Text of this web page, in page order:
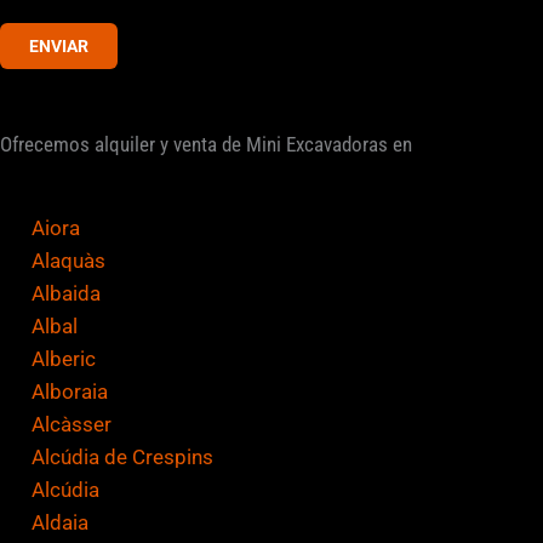
v
f
ENVIAR
Ofrecemos alquiler y venta de Mini Excavadoras en
Aiora
Alaquàs
Albaida
Albal
Alberic
Alboraia
Alcàsser
Alcúdia de Crespins
Alcúdia
Aldaia